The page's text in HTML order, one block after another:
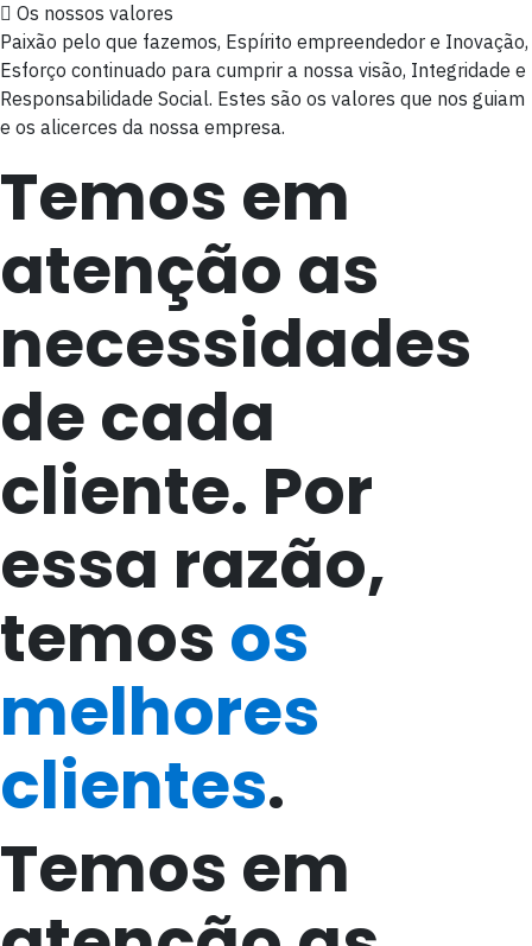
Os nossos valores
Paixão pelo que fazemos, Espírito empreendedor e Inovação,
Esforço continuado para cumprir a nossa visão, Integridade e
Responsabilidade Social. Estes são os valores que nos guiam
e os alicerces da nossa empresa.
Temos em
atenção as
necessidades
de cada
cliente. Por
essa razão,
temos os
melhores
clientes.
Temos em